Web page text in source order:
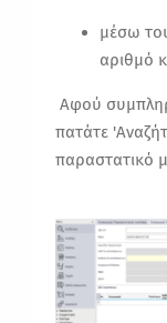
μέσω
αριθμό
Αφού
πατάτε '
παραστατικό